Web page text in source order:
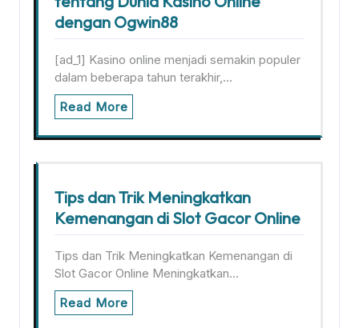
dengan Ogwin88
[ad_1] Kasino online menjadi semakin populer
dalam beberapa tahun terakhir,…
Read More
Tips dan Trik Meningkatkan
Kemenangan di Slot Gacor Online
Tips dan Trik Meningkatkan Kemenangan di
Slot Gacor Online Meningkatkan…
Read More